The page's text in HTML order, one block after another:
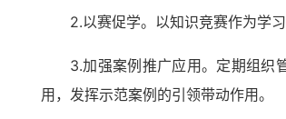
2.以赛促学。以知识竞赛作为学
3.加强案例推广应用。定期组织
用，发挥示范案例的引领带动作用。